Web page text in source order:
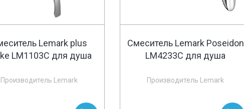
Lemark plus
LM1103C для душа
Производитель Lemark
Смеситель Lemark Poseidon
LM4233C для душа
Производитель Lemark